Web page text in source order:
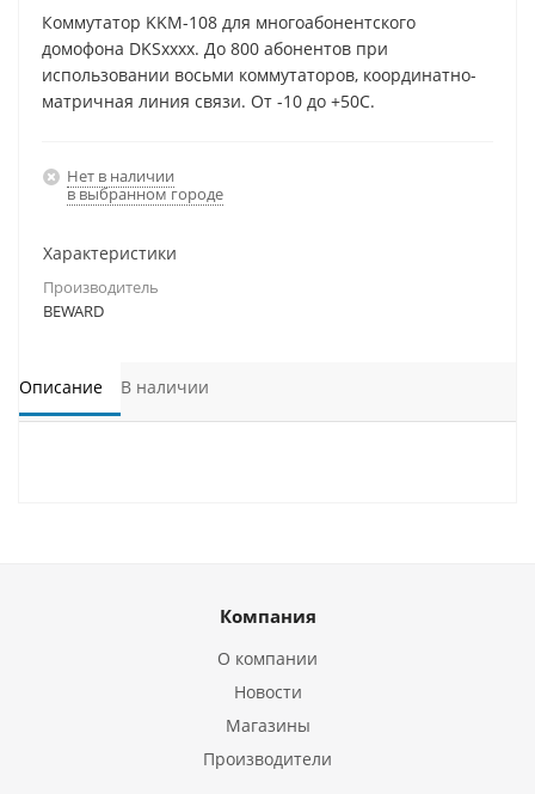
Коммутатор KKM-108 для многоабонентского
домофона DKSxxxx. До 800 абонентов при
использовании восьми коммутаторов, координатно-
матричная линия связи. От -10 до +50С.
Нет в наличии
в выбранном городе
Характеристики
Производитель
BEWARD
Описание В наличии
Компания
О компании
Новости
Магазины
Производители